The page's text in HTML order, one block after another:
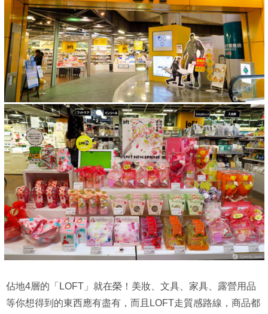
佔地4層的「LOFT」就在榮！美妝、文具、家具、露營用品
等你想得到的東西應有盡有，而且LOFT走質感路線，商品都